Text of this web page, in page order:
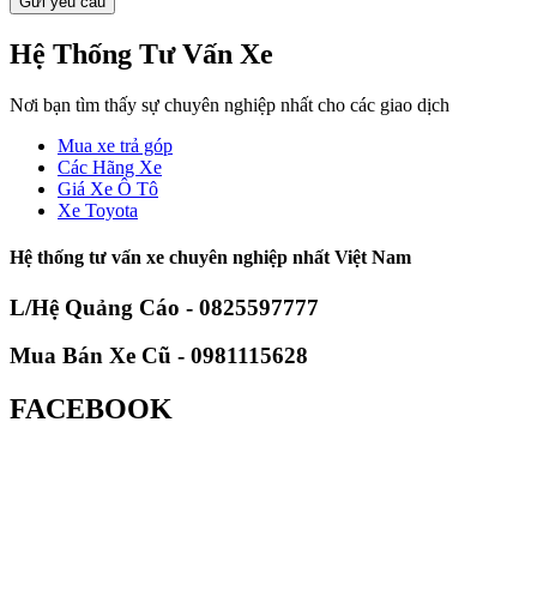
Hệ Thống Tư Vấn Xe
Nơi bạn tìm thấy sự chuyên nghiệp nhất cho các giao dịch
Mua xe trả góp
Các Hãng Xe
Giá Xe Ô Tô
Xe Toyota
Hệ thống tư vấn xe chuyên nghiệp nhất Việt Nam
L/Hệ Quảng Cáo - 0825597777
Mua Bán Xe Cũ - 0981115628
FACEBOOK